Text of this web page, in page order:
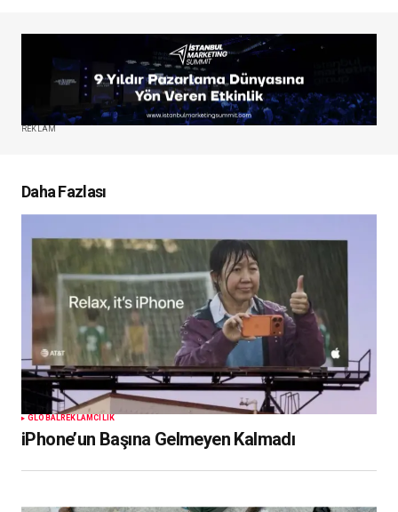
REKLAM
Daha Fazlası
GLOBAL REKLAMCILIK
iPhone’un Başına Gelmeyen Kalmadı